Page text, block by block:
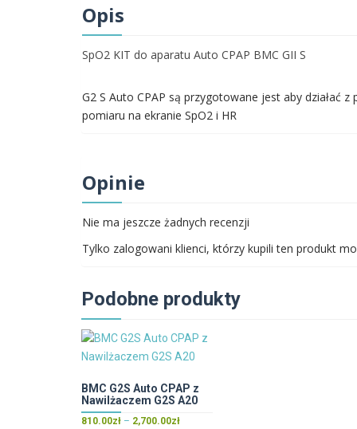
Opis
SpO2 KIT do aparatu Auto CPAP BMC GII S
G2 S Auto CPAP są przygotowane jest aby działać
pomiaru na ekranie SpO2 i HR
Opinie
Nie ma jeszcze żadnych recenzji
Tylko zalogowani klienci, którzy kupili ten produkt
Podobne produkty
BMC G2S Auto CPAP z
Nawilżaczem G2S A20
810.00zł – 2,700.00złZakres